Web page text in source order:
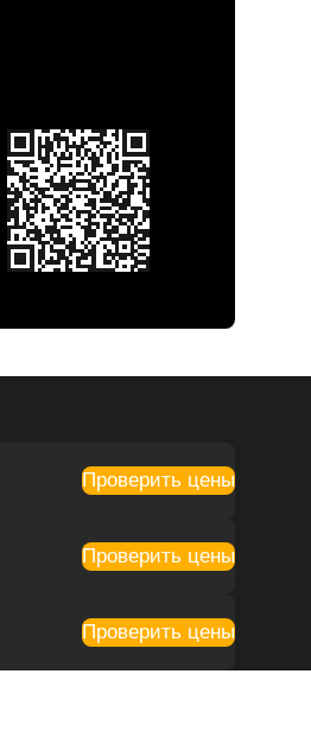
Проверить цены
Проверить цены
Проверить цены